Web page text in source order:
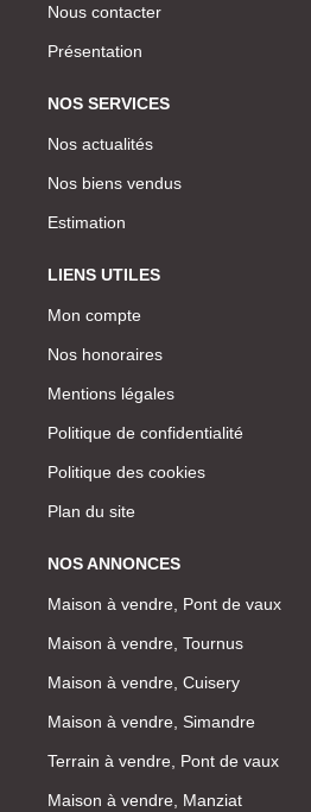
Nous contacter
Présentation
NOS SERVICES
Nos actualités
Nos biens vendus
Estimation
LIENS UTILES
Mon compte
Nos honoraires
Mentions légales
Politique de confidentialité
Politique des cookies
Plan du site
NOS ANNONCES
Maison à vendre, Pont de vaux
Maison à vendre, Tournus
Maison à vendre, Cuisery
Maison à vendre, Simandre
Terrain à vendre, Pont de vaux
Maison à vendre, Manziat